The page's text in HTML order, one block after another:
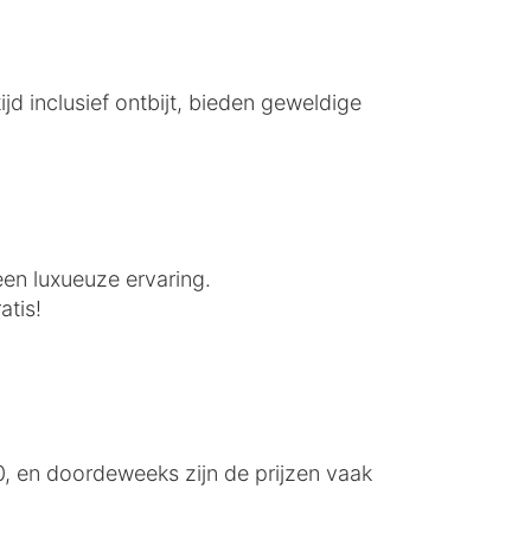
inclusief ontbijt, bieden geweldige
luxueuze ervaring.
en doordeweeks zijn de prijzen vaak